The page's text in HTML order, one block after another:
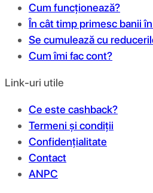
Cum funcționează?
În cât timp primesc banii
Se cumulează cu
Cum îmi fac cont?
Link-uri utile
Ce este cashback?
Termeni și condiții
Confidențialitate
Contact
ANPC